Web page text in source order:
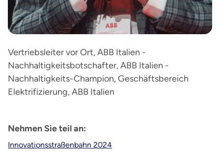
Vertriebsleiter vor Ort, ABB Italien -
Nachhaltigkeitsbotschafter, ABB Italien -
Nachhaltigkeits-Champion, Geschäftsbereich
Elektrifizierung, ABB Italien
Nehmen Sie teil an:
Innovationsstraßenbahn 2024